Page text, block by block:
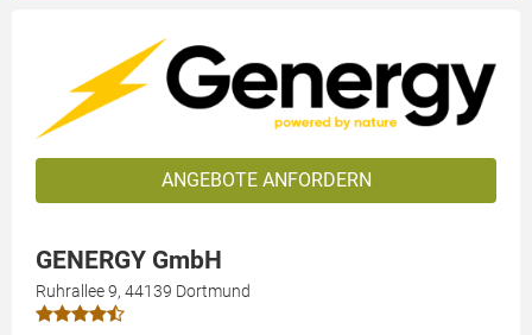
ANGEBOTE ANFORDERN
GENERGY GmbH
Ruhrallee 9, 44139 Dortmund